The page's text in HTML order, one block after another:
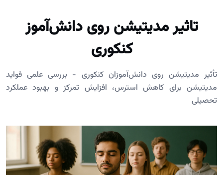
تاثیر مدیتیشن روی دانش‌آموز
کنکوری
تأثیر مدیتیشن روی دانش‌آموزان کنکوری - بررسی علمی فواید
مدیتیشن برای کاهش استرس، افزایش تمرکز و بهبود عملکرد
تحصیلی